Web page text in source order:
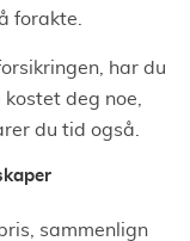
forakte.
har du
deg noe,
du tid også.
sammenlign